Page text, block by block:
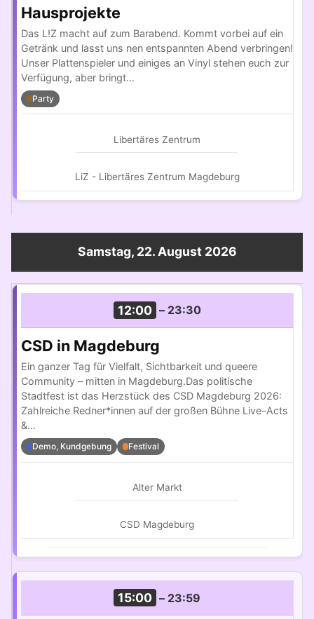
Hausprojekte
Das L!Z macht auf zum Barabend. Kommt vorbei auf ein
Getränk und lasst uns nen entspannten Abend verbringen!
Unser Plattenspieler und einiges an Vinyl stehen euch zur
Verfügung, aber bringt…
Party
Libertäres Zentrum
LiZ - Libertäres Zentrum Magdeburg
Samstag, 22. August 2026
12:00 – 23:30
CSD in Magdeburg
Ein ganzer Tag für Vielfalt, Sichtbarkeit und queere
Community – mitten in Magdeburg.Das politische
Stadtfest ist das Herzstück des CSD Magdeburg 2026:
Zahlreiche Redner*innen auf der großen Bühne Live-Acts
&…
Demo, Kundgebung Festival
Alter Markt
CSD Magdeburg
15:00 – 23:59